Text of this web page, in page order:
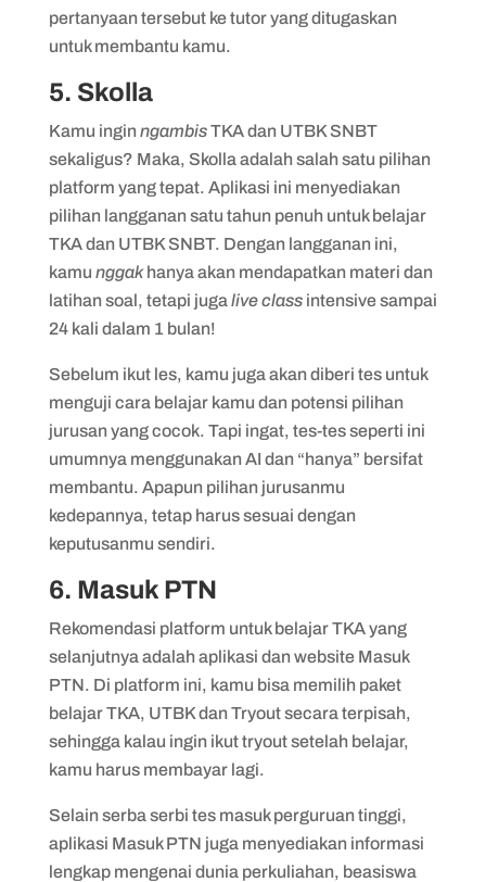
pertanyaan tersebut ke tutor yang ditugaskan
untuk membantu kamu.
5. Skolla
Kamu inginngambisTKA dan UTBK SNBT
sekaligus? Maka, Skolla adalah salah satu pilihan
platform yang tepat. Aplikasi ini menyediakan
pilihan langganan satu tahun penuh untuk belajar
TKA dan UTBK SNBT. Dengan langganan ini,
kamu nggakhanya akan mendapatkan materi dan
latihan soal, tetapi juga live classintensive sampai
24 kali dalam 1 bulan!
Sebelum ikut les, kamu juga akan diberi tes untuk
menguji cara belajar kamu dan potensi pilihan
jurusan yang cocok. Tapi ingat, tes-tes seperti ini
umumnya menggunakan AI dan “hanya” bersifat
membantu. Apapun pilihan jurusanmu
kedepannya, tetap harus sesuai dengan
keputusanmu sendiri.
6. Masuk PTN
Rekomendasi platform untuk belajar TKA yang
selanjutnya adalah aplikasi dan website Masuk
PTN. Di platform ini, kamu bisa memilih paket
belajar TKA, UTBK dan Tryout secara terpisah,
sehingga kalau ingin ikut tryout setelah belajar,
kamu harus membayar lagi.
Selain serba serbi tes masuk perguruan tinggi,
aplikasi Masuk PTN juga menyediakan informasi
lengkap mengenai dunia perkuliahan, beasiswa